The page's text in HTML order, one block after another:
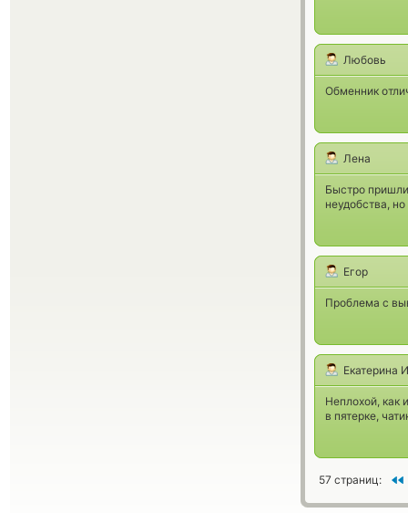
Любовь
Обменник
Лена
Быстро
неудобства,
Егор
Проблема с
Екатерина
Неплохой, как
в пятерке,
57 страниц: